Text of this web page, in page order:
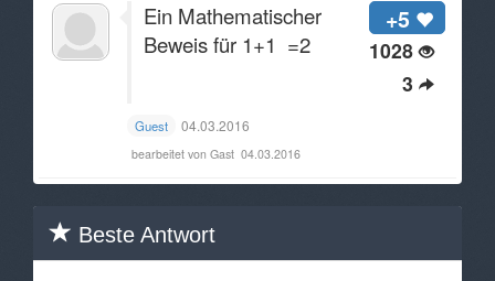
+5
1028
3
Ein Mathematischer
Beweis für 1+1 =2
Guest 04.03.2016
bearbeitet von Gast 04.03.2016
Beste Antwort